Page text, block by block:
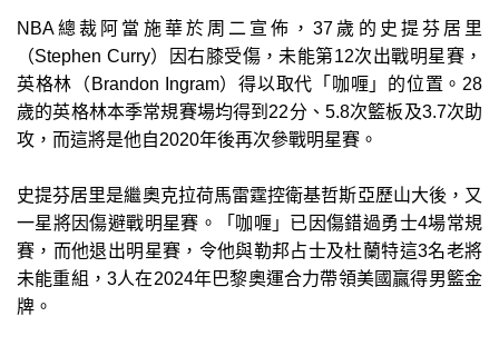
NBA總裁阿當施華於周二宣佈，37歲的史提芬居里
（Stephen Curry）因右膝受傷，未能第12次出戰明星賽，
英格林（Brandon Ingram）得以取代「咖喱」的位置。28
歲的英格林本季常規賽場均得到22分、5.8次籃板及3.7次助
攻，而這將是他自2020年後再次參戰明星賽。
史提芬居里是繼奧克拉荷馬雷霆控衛基哲斯亞歷山大後，又
一星將因傷避戰明星賽。「咖喱」已因傷錯過勇士4場常規
賽，而他退出明星賽，令他與勒邦占士及杜蘭特這3名老將
未能重組，3人在2024年巴黎奧運合力帶領美國贏得男籃金
牌。